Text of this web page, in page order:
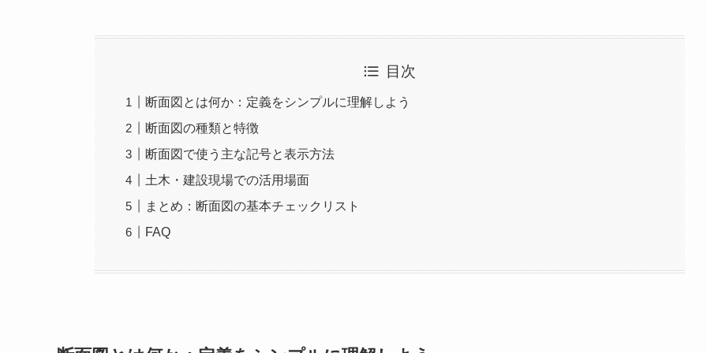
目次
断面図とは何か：定義をシンプルに理解しよう
断面図の種類と特徴
断面図で使う主な記号と表示方法
土木・建設現場での活用場面
まとめ：断面図の基本チェックリスト
FAQ